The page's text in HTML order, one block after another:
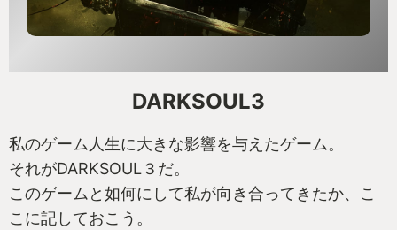
では、よい睡眠を
DARKSOUL3
私のゲーム人生に大きな影響を与えたゲーム。
それがDARKSOUL３だ。
このゲームと如何にして私が向き合ってきたか、こ
こに記しておこう。